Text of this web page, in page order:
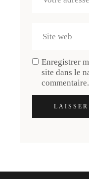
Enregistrer
site dans le
commentaire.